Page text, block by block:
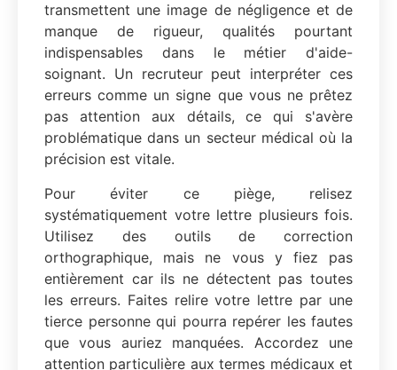
transmettent une image de négligence et de
manque de rigueur, qualités pourtant
indispensables dans le métier d'aide-
soignant. Un recruteur peut interpréter ces
erreurs comme un signe que vous ne prêtez
pas attention aux détails, ce qui s'avère
problématique dans un secteur médical où la
précision est vitale.
Pour éviter ce piège, relisez
systématiquement votre lettre plusieurs fois.
Utilisez des outils de correction
orthographique, mais ne vous y fiez pas
entièrement car ils ne détectent pas toutes
les erreurs. Faites relire votre lettre par une
tierce personne qui pourra repérer les fautes
que vous auriez manquées. Accordez une
attention particulière aux termes médicaux et